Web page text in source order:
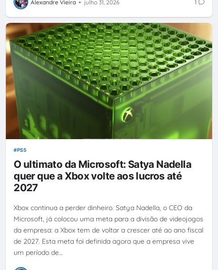
Alexandre Vieira • julho 31, 2026 1
PS5
O ultimato da Microsoft: Satya Nadella
quer que a Xbox volte aos lucros até
2027
Xbox continua a perder dinheiro. Satya Nadella, o CEO da
Microsoft, já colocou uma meta para a divisão de videojogos
da empresa: a Xbox tem de voltar a crescer até ao ano fiscal
de 2027. Esta meta foi definida agora que a empresa vive
um período de…